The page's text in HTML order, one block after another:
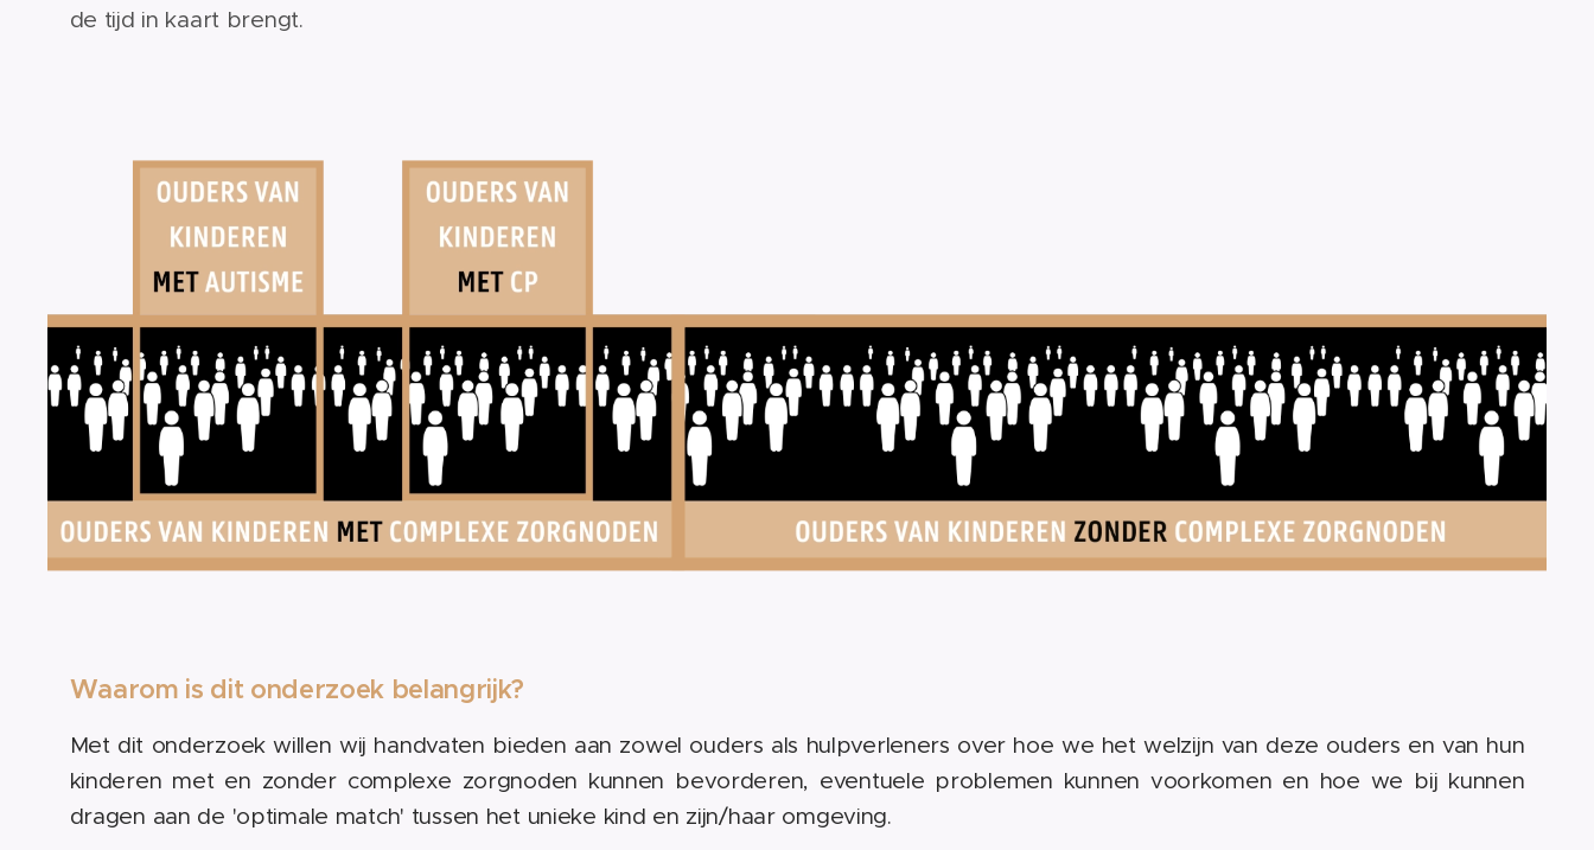
de tijd in kaart brengt.
Waarom is dit onderzoek belangrijk?
Met dit onderzoek willen wij handvaten bieden aan zowel ouders als hulpverleners over hoe we het welzijn van deze ouders en van hun
kinderen met en zonder complexe zorgnoden kunnen bevorderen, eventuele problemen kunnen voorkomen en hoe we bij kunnen
dragen aan de 'optimale match' tussen het unieke kind en zijn/haar omgeving.